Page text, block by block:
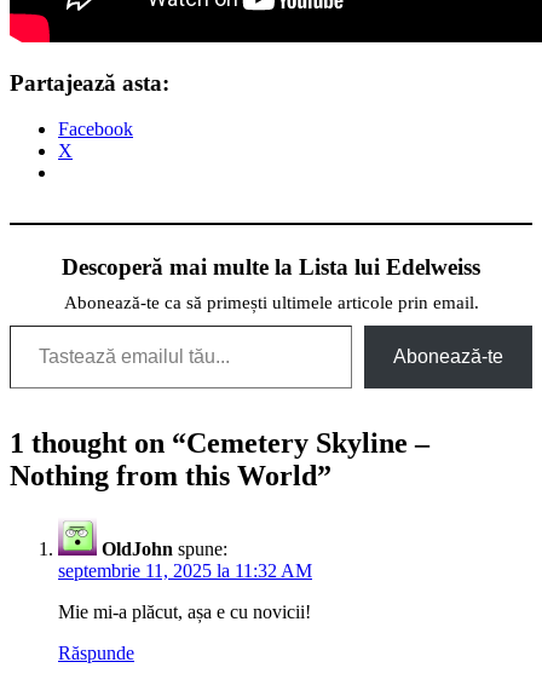
Partajează asta:
Facebook
X
Descoperă mai multe la Lista lui Edelweiss
Abonează-te ca să primești ultimele articole prin email.
Tastează emailul tău...
Abonează-te
1 thought on “Cemetery Skyline –
Nothing from this World”
OldJohn spune:
septembrie 11, 2025 la 11:32 AM
Mie mi-a plăcut, așa e cu novicii!
Răspunde